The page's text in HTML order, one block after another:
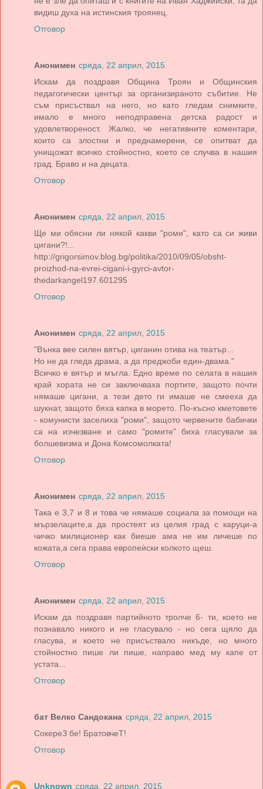
видиш духа на истинския троянец.
Отговор
Анонимен сряда, 22 април, 2015
Искам да поздравя Община Троян и Общинския
педагогически център за организираното събитие. Не
съм присъствал на него, но като гледам снимките,
имало е много неподправена детска радост и
удовлетвореност. Жалко, че негативните коментари,
които са злостни и преднамерени, се опитват да
унищожат всичко стойностно, което се случва в нашия
град. Браво и на децата.
Отговор
Анонимен сряда, 22 април, 2015
Ще ми обясни ли някой какви "роми", като са си живи
цигани?!...
http://grigorsimov.blog.bg/politika/2010/09/05/obsht-
proizhod-na-evrei-cigani-i-gyrci-avtor-
thedarkangel197.601295
Отговор
Анонимен сряда, 22 април, 2015
"Вънка вее силен вятър, циганин отива на театър...
Но не да гледа драма, а да преджоби един-двама."
Всичко е вятър и мъгла. Едно време по селата в нашия
край хората не си заключваха портите, защото почти
нямаше цигани, а тези дето ги имаше не смееха да
шукнат, защото бяха капка в морето. По-късно кметовете
- комунисти заселиха "роми", защото червените бабички
са на изчезване и само "ромите" биха гласували за
болшевизма и Дона Комсомолката!
Отговор
Анонимен сряда, 22 април, 2015
Така е 3,7 и 8 и това че нямаше социала за помощи на
мързелаците,а да простеят из целия град с каруци-а
чичко милиционер как биеше ама не им личеше по
кожата,а сега права европеѝски колкото щеш.
Отговор
Анонимен сряда, 22 април, 2015
Искам да поздравя партийното тролче 6- ти, което не
познавало никого и не гласувало - но сега щяло да
гласува, и което не присъствало никъде, но много
стойностно пише ли пише, направо мед му капе от
устата...
Отговор
бат Велко Сандокана сряда, 22 април, 2015
СокереЗ бе! БратовчеТ!
Отговор
Unknown сряда, 22 април, 2015